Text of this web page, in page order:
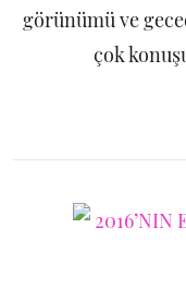
görünümü ve
çok